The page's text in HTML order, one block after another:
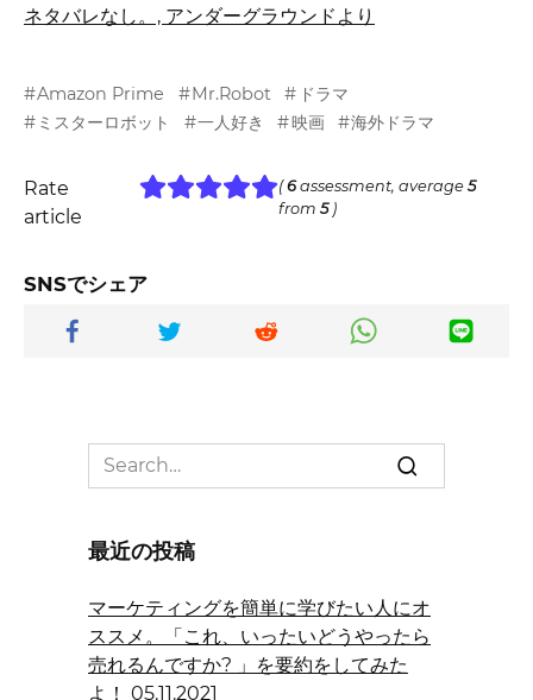
Amazon Prime Mr.Robot
ドラマ
ミスターロボット
一人好き 映画 海外ドラマ
Rate
article
(6assessment, average 5
from 5)
SNSでシェア
Search
for:
最近の投稿
マーケティングを簡単に学びたい人にオ
ススメ。「これ、いったいどうやったら
売れるんですか? 」を要約をしてみた
よ！ 05.11.2021